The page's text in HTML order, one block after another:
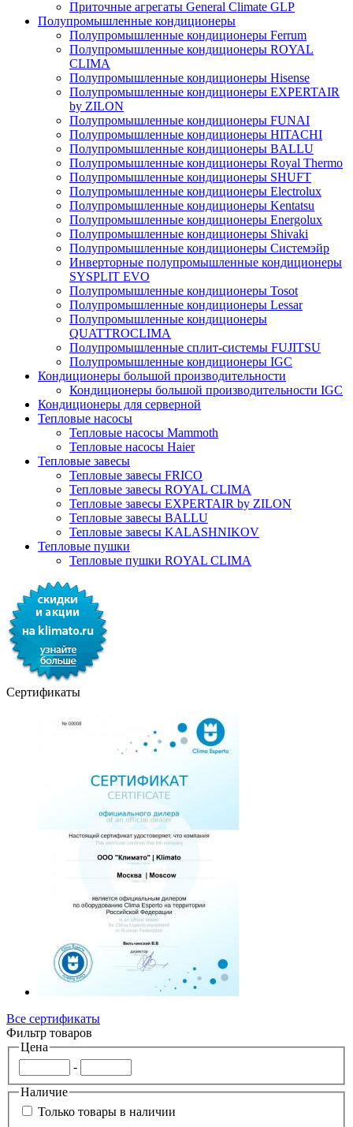
Приточные агрегаты General Climate GLP
Полупромышленные кондиционеры
Полупромышленные кондиционеры Ferrum
Полупромышленные кондиционеры ROYAL
CLIMA
Полупромышленные кондиционеры Hisense
Полупромышленные кондиционеры EXPERTAIR
by ZILON
Полупромышленные кондиционеры FUNAI
Полупромышленные кондиционеры HITACHI
Полупромышленные кондиционеры BALLU
Полупромышленные кондиционеры Royal Thermo
Полупромышленные кондиционеры SHUFT
Полупромышленные кондиционеры Electrolux
Полупромышленные кондиционеры Kentatsu
Полупромышленные кондиционеры Energolux
Полупромышленные кондиционеры Shivaki
Полупромышленные кондиционеры Системэйр
Инверторные полупромышленные кондиционеры
SYSPLIT EVO
Полупромышленные кондиционеры Tosot
Полупромышленные кондиционеры Lessar
Полупромышленные кондиционеры
QUATTROCLIMA
Полупромышленные сплит-системы FUJITSU
Полупромышленные кондиционеры IGC
Кондиционеры большой производительности
Кондиционеры большой производительности IGC
Кондиционеры для серверной
Тепловые насосы
Тепловые насосы Mammoth
Тепловые насосы Haier
Тепловые завесы
Тепловые завесы FRICO
Тепловые завесы ROYAL CLIMA
Тепловые завесы EXPERTAIR by ZILON
Тепловые завесы BALLU
Тепловые завесы KALASHNIKOV
Тепловые пушки
Тепловые пушки ROYAL CLIMA
Сертификаты
Все сертификаты
Фильтр товаров
Цена
-
Наличие
Только товары в наличии